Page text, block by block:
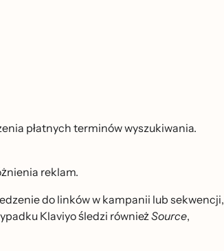
płatnych terminów wyszukiwania.
reklam.
do linków w kampanii lub sekwencji,
Klaviyo śledzi również Source,